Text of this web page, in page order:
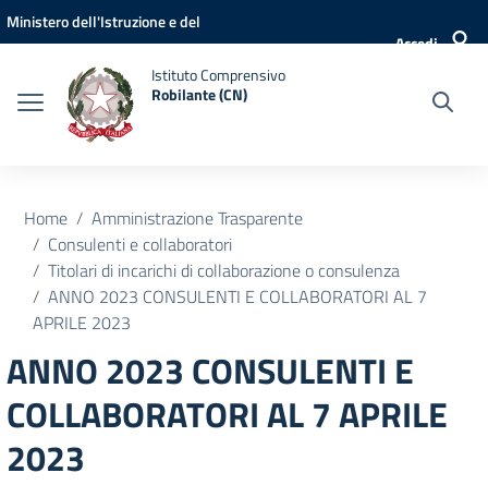
Vai ai contenuti
Vai al menu di navigazione
Vai al footer
Ministero dell'Istruzione e del
Accedi
Istituto Comprensivo
Robilante (CN)
Home
Amministrazione Trasparente
Consulenti e collaboratori
Titolari di incarichi di collaborazione o consulenza
ANNO 2023 CONSULENTI E COLLABORATORI AL 7
APRILE 2023
ANNO 2023 CONSULENTI E
COLLABORATORI AL 7 APRILE
2023